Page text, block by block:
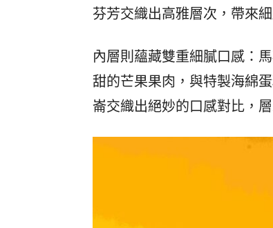
芬芳交織出高雅層次，帶來
內層則蘊藏雙重細膩口感：
甜的芒果果肉，與特製海綿
崙交織出絕妙的口感對比，